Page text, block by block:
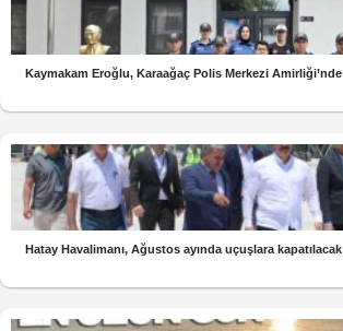
Kaymakam Eroğlu, Karaağaç Polis Merkezi Amirliği’nde
Hatay Havalimanı, Ağustos ayında uçuşlara kapatılacak